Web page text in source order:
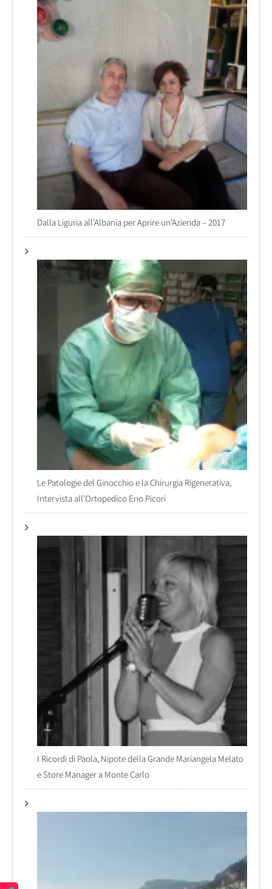
Dalla Liguria all’Albania per Aprire un’Azienda – 2017
Le Patologie del Ginocchio e la Chirurgia Rigenerativa,
Intervista all’Ortopedico Eno Picori
I Ricordi di Paola, Nipote della Grande Mariangela Melato
e Store Manager a Monte Carlo